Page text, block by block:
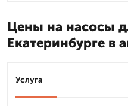
Цены на насосы
Екатеринбурге в
Услуга